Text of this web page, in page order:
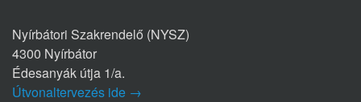
Nyírbátori Szakrendelő (NYSZ)
4300 Nyírbátor
Édesanyák útja 1/a.
Útvonaltervezés ide →